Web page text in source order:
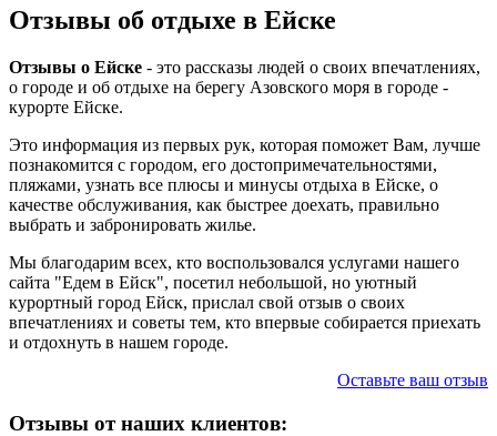
Отзывы об отдыхе в Ейске
Отзывы о Ейске - это рассказы людей о своих впечатлениях,
о городе и об отдыхе на берегу Азовского моря в городе -
курорте Ейске.
Это информация из первых рук, которая поможет Вам, лучше
познакомится с городом, его достопримечательностями,
пляжами, узнать все плюсы и минусы отдыха в Ейске, о
качестве обслуживания, как быстрее доехать, правильно
выбрать и забронировать жилье.
Мы благодарим всех, кто воспользовался услугами нашего
сайта "Едем в Ейск", посетил небольшой, но уютный
курортный город Ейск, прислал свой отзыв о своих
впечатлениях и советы тем, кто впервые собирается приехать
и отдохнуть в нашем городе.
Оставьте ваш отзыв
Отзывы от наших клиентов: